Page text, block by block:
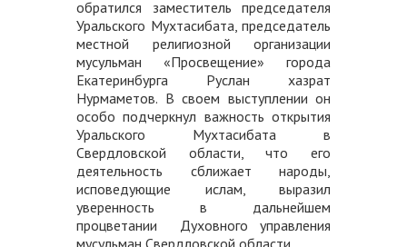
обратился заместитель председателя
Уральского Мухтасибата, председатель
местной религиозной организации
мусульман «Просвещение» города
Екатеринбурга Руслан хазрат
Нурмаметов. В своем выступлении он
особо подчеркнул важность открытия
Уральского Мухтасибата в
Свердловской области, что его
деятельность сближает народы,
исповедующие ислам, выразил
уверенность в дальнейшем
процветании Духовного управления
мусульман Свердловской области.